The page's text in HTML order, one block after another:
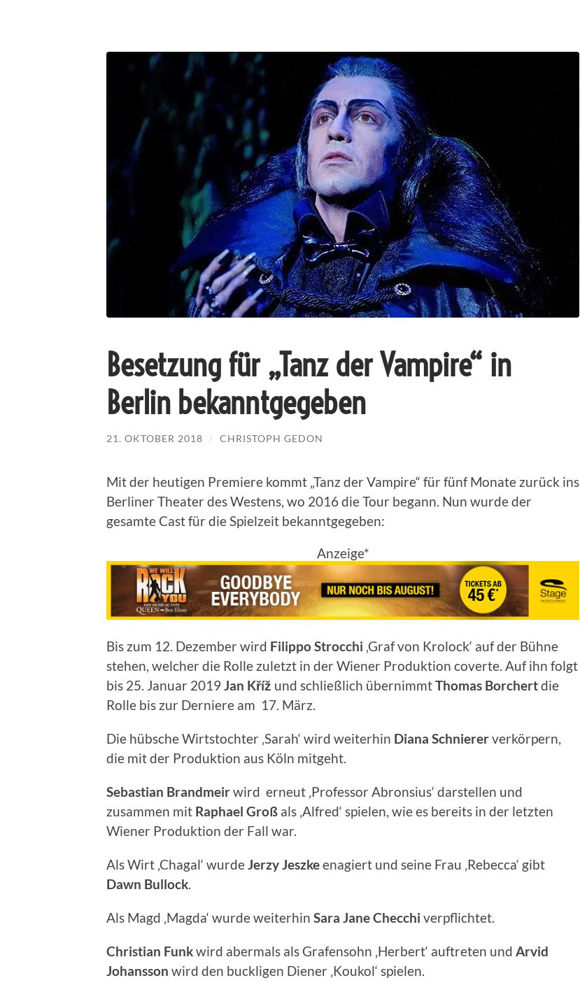
Besetzung für „Tanz der Vampire“ in
Berlin bekanntgegeben
21. OKTOBER 2018 / CHRISTOPH GEDON
Mit der heutigen Premiere kommt „Tanz der Vampire“ für fünf Monate zurück ins
Berliner Theater des Westens, wo 2016 die Tour begann. Nun wurde der
gesamte Cast für die Spielzeit bekanntgegeben:
Anzeige*
Bis zum 12. Dezember wird FilippoStrocchi ‚Graf von Krolock‘ auf der Bühne
stehen, welcher die Rolle zuletzt in der Wiener Produktion coverte. Auf ihn folgt
bis 25. Januar 2019Jan Kříž und schließlich übernimmtThomas Borchertdie
Rolle bis zur Derniere am 17. März.
Die hübsche Wirtstochter ‚Sarah‘ wird weiterhin Diana Schniererverkörpern,
die mit der Produktion aus Köln mitgeht.
Sebastian Brandmeirwird erneut ‚Professor Abronsius‘ darstellen und
zusammen mit Raphael Groß als ‚Alfred‘ spielen, wie es bereits in der letzten
Wiener Produktion der Fall war.
Als Wirt ‚Chagal‘ wurdeJerzyJeszkeenagiert und seine Frau ‚Rebecca‘ gibt
Dawn Bullock.
Als Magd ‚Magda‘ wurde weiterhin Sara JaneChecchi verpflichtet.
Christian Funkwird abermals als Grafensohn ‚Herbert‘ auftreten und Arvid
Johansson wird den buckligen Diener ‚Koukol‘ spielen.